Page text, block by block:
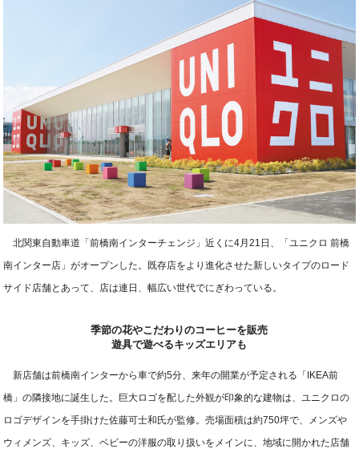
北関東自動車道「前橋南インターチェンジ」近くに4月21日、「ユニクロ 前橋
南インター店」がオープンした。既存店をより進化させた新しいタイプのロード
サイド店舗とあって、店は連日、幅広い世代でにぎわっている。
季節の花やこだわりのコーヒーを販売
遊具で遊べるキッズエリアも
新店舗は前橋南インターから車で約5分、来年の開業が予定される「IKEA前
橋」の隣接地に誕生した。巨大ロゴを配した外観が印象的な建物は、ユニクロの
ロゴデザインを手掛けた佐藤可士和氏が監修。売場面積は約750坪で、メンズや
ウィメンズ、キッズ、ベビーの洋服の取り扱いをメインに、地域に開かれた店舗